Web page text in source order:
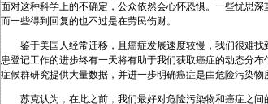
面对这种科学上的不确定，公众依然会心怀恐惧。一些忧思
而一些得到回复的也不过是在劳民伤财。
鉴于美国人经常迁移，且癌症发展速度较慢，我们很难
患登记工作的进步终有一天将有助于我们获取癌症的动态分
症候群研究提供大量数据，并进一步明确癌症是由危险污染物
苏克认为，在此之前，我们最好对危险污染物和癌症之